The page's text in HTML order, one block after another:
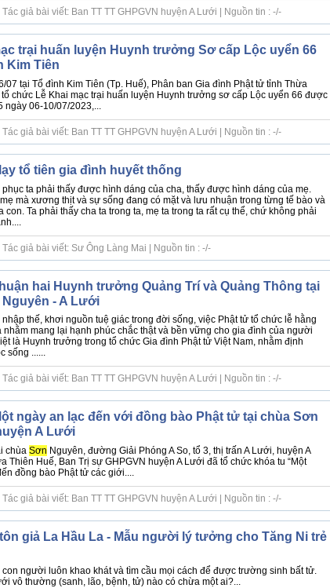
giả bài viết: Ban TT TT GHPGVN huyện A Lưới | Nguồn tin : -/-
trại huấn luyện Huynh trưởng Sơ cấp Lộc uyển 66
Kim Tiên
07 tại Tổ đình Kim Tiên (Tp. Huế), Phân ban Gia đình Phật tử tỉnh Thừa
chức Lễ Khai mạc trại huấn luyện Huynh trưởng sơ cấp Lộc uyển 66 được
ngày 06-10/07/2023,...
giả bài viết: Ban TT TT GHPGVN huyện A Lưới | Nguồn tin : -/-
tổ tiên gia đình huyết thống
ta phải thấy được hình dáng của cha, thấy được hình dáng của mẹ.
mà xương thịt và sự sống đang có mặt và lưu nhuận trong từng tế bào và
con. Ta phải thấy cha ta trong ta, mẹ ta trong ta rất cụ thể, chứ không phải
giả bài viết: Sư Ông Làng Mai | Nguồn tin : -/-
hai Huynh trưởng Quảng Trí và Quảng Thông tại
- A Lưới
nhập thế, khơi nguồn tuệ giác trong đời sống, việc Phật tử tổ chức lễ hằng
nhằm mang lại hạnh phúc chắc thật và bền vững cho gia đình của người
là Huynh trưởng trong tổ chức Gia đình Phật tử Việt Nam, nhằm định
sống ......
giả bài viết: Ban TT TT GHPGVN huyện A Lưới | Nguồn tin : -/-
ngày an lạc đến với đồng bào Phật tử tại chùa Sơn
A Lưới
chùa Sơn Nguyên, đường Giải Phóng A So, tổ 3, thị trấn A Lưới, huyện A
Thiên Huế, Ban Trị sự GHPGVN huyện A Lưới đã tổ chức khóa tu “Một
đồng bào Phật tử các giới....
giả bài viết: Ban TT TT GHPGVN huyện A Lưới | Nguồn tin : -/-
giả La Hầu La - Mẫu người lý tưởng cho Tăng Ni trẻ
con người luôn khao khát và tìm cầu mọi cách để được trường sinh bất tử.
vô thường (sanh, lão, bệnh, tử) nào có chừa một ai?...